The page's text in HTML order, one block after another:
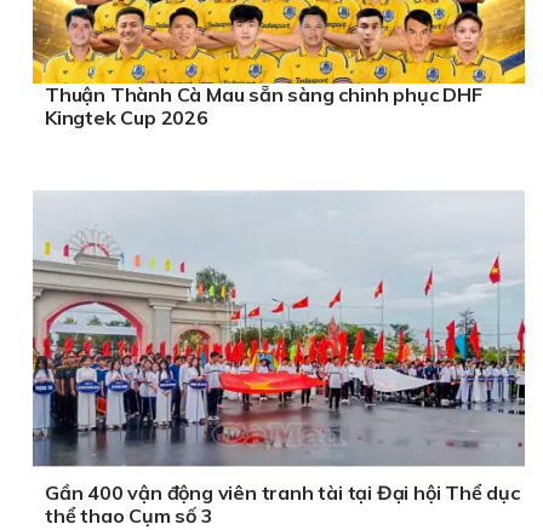
Thuận Thành Cà Mau sẵn sàng chinh phục DHF
Kingtek Cup 2026
Gần 400 vận động viên tranh tài tại Đại hội Thể dục
thể thao Cụm số 3